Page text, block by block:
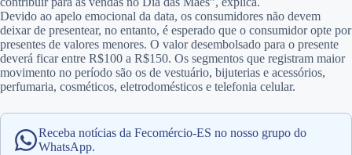
Devido ao apelo emocional da data, os consumidores não devem
deixar de presentear, no entanto, é esperado que o consumidor opte por
presentes de valores menores. O valor desembolsado para o presente
deverá ficar entre R$100 a R$150. Os segmentos que registram maior
movimento no período são os de vestuário, bijuterias e acessórios,
perfumaria, cosméticos, eletrodomésticos e telefonia celular.
Receba notícias da Fecomércio-ES no nosso grupo do
WhatsApp.